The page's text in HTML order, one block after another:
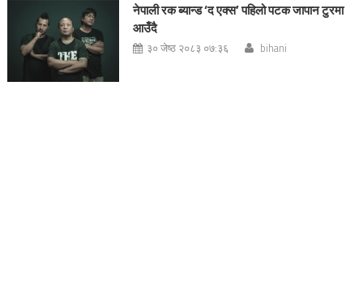
नेपाली रक ब्यान्ड ‘द एक्स’ पहिलो पटक जापान टुरमा
आउँदै
३० जेष्ठ २०८३ ०७:३६ bihani